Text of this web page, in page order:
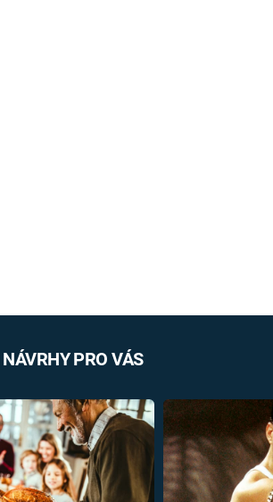
NÁVRHY PRO VÁS